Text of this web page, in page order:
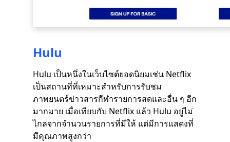
Hulu
Hulu เป็นหนึ่งในเว็บไซต์ยอดนิยมเช่น Netflix
เป็นสถานที่ที่เหมาะสำหรับการรับชม
ภาพยนตร์ข่าวสารกีฬารายการสดและอื่น ๆ อีก
มากมาย เมื่อเทียบกับ Netflix แล้ว Hulu อยู่ไม่
ไกลจากจำนวนรายการที่มีให้ แต่มีการแสดงที่
มีคุณภาพสูงกว่า